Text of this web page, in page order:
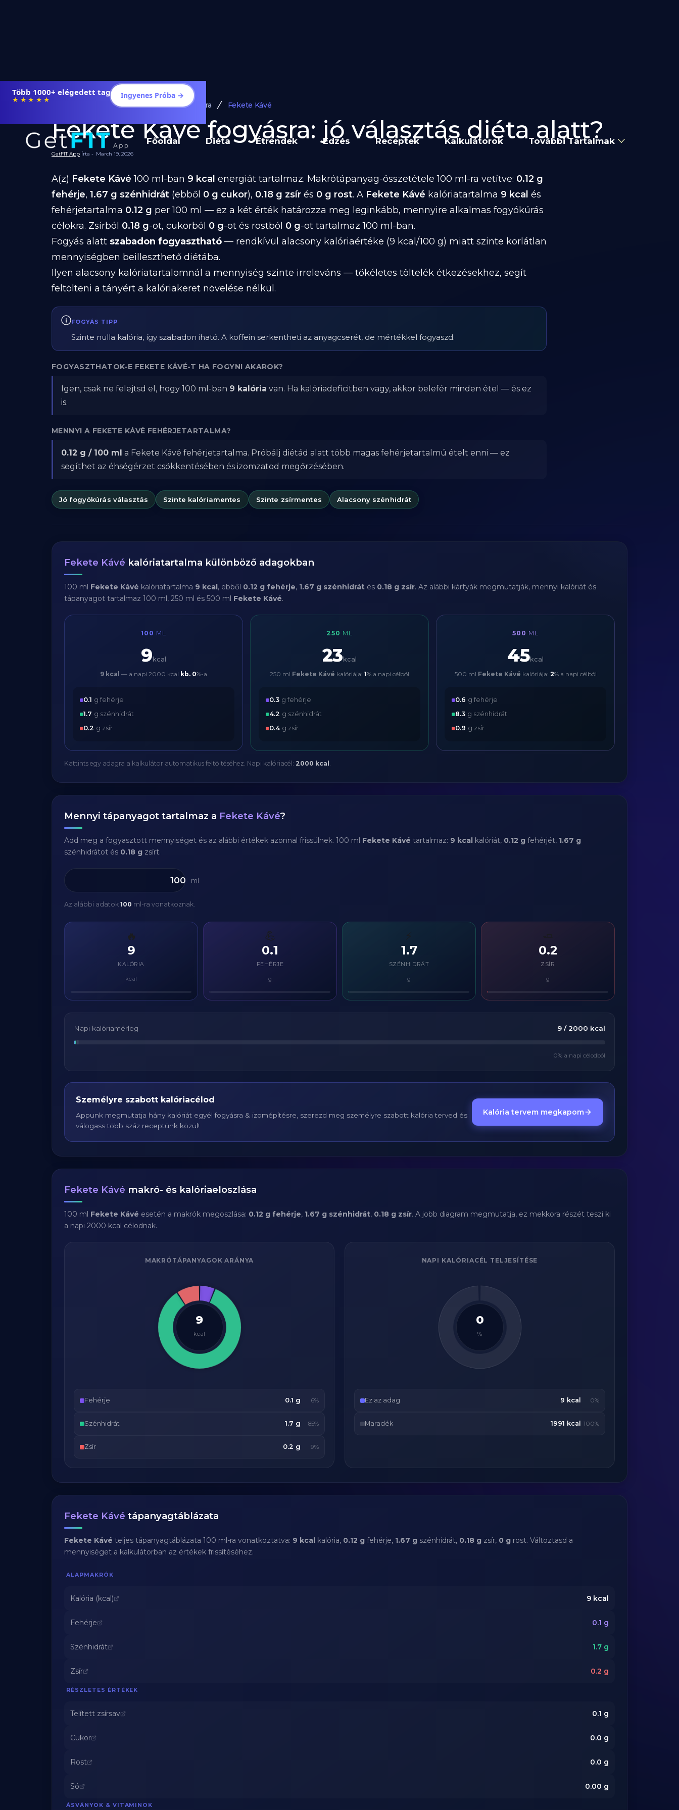
Több 1000+ elégedett tag
★★★★★ Ingyenes Próba →
Főoldal Diéta Étrendek Edzés Receptek Kalkulátorok További Tartalmak
Diéta és Étrend Ételek Fogyásra Fekete Kávé
Fekete Kávé fogyásra: jó választás diéta alatt?
GetFIT App Írta - March 19, 2026
A(z) Fekete Kávé 100 ml-ban 9 kcal energiát tartalmaz. Makrótápanyag-összetétele 100 ml-ra vetítve: 0.12 g
fehérje, 1.67 g szénhidrát (ebből 0 g cukor), 0.18 g zsír és 0 g rost. A Fekete Kávé kalóriatartalma 9 kcal és
fehérjetartalma 0.12 g per 100 ml — ez a két érték határozza meg leginkább, mennyire alkalmas fogyókúrás
célokra. Zsírból 0.18 g-ot, cukorból 0 g-ot és rostból 0 g-ot tartalmaz 100 ml-ban.
Fogyás alatt szabadon fogyasztható — rendkívül alacsony kalóriaértéke (9 kcal/100 g) miatt szinte korlátlan
mennyiségben beilleszthető diétába.
Ilyen alacsony kalóriatartalomnál a mennyiség szinte irreleváns — tökéletes töltelék étkezésekhez, segít
feltölteni a tányért a kalóriakeret növelése nélkül.
FOGYÁS TIPP
Szinte nulla kalória, így szabadon iható. A koffein serkentheti az anyagcserét, de mértékkel fogyaszd.
FOGYASZTHATOK-E FEKETE KÁVÉ-T HA FOGYNI AKAROK?
Igen, csak ne felejtsd el, hogy 100 ml-ban 9 kalória van. Ha kalóriadeficitben vagy, akkor belefér minden étel — és ez
is.
MENNYI A FEKETE KÁVÉ FEHÉRJETARTALMA?
0.12 g / 100 ml a Fekete Kávé fehérjetartalma. Próbálj diétád alatt több magas fehérjetartalmú ételt enni — ez
segíthet az éhségérzet csökkentésében és izomzatod megőrzésében.
Jó fogyókúrás választás Szinte kalóriamentes Szinte zsírmentes Alacsony szénhidrát
Fekete Kávé kalóriatartalma különböző adagokban
100 ml Fekete Kávé kalóriatartalma 9 kcal, ebből 0.12 g fehérje, 1.67 g szénhidrát és 0.18 g zsír. Az alábbi kártyák megmutatják, mennyi kalóriát és
tápanyagot tartalmaz 100 ml, 250 ml és 500 ml Fekete Kávé.
100 ML
9 kcal
9 kcal — a napi 2000 kcal kb. 0%-a
0.1 g fehérje
1.7 g szénhidrát
0.2 g zsír
250 ML
23 kcal
250 ml Fekete Kávé kalóriája: 1% a napi célból
0.3 g fehérje
4.2 g szénhidrát
0.4 g zsír
500 ML
45kcal
500 ml Fekete Kávé kalóriája: 2% a napi célból
0.6 g fehérje
8.3 g szénhidrát
0.9 g zsír
Kattints egy adagra a kalkulátor automatikus feltöltéséhez. Napi kalóriacél: 2000 kcal .
Mennyi tápanyagot tartalmaz a Fekete Kávé?
Add meg a fogyasztott mennyiséget és az alábbi értékek azonnal frissülnek. 100 ml Fekete Kávé tartalmaz: 9 kcal kalóriát, 0.12 g fehérjét, 1.67 g
szénhidrátot és 0.18 g zsírt.
ml
Az alábbi adatok 100 ml-ra vonatkoznak.
🔥
9
KALÓRIA
kcal
💪
0.1
FEHÉRJE
g
⚡
1.7
SZÉNHIDRÁT
g
0.2
ZSÍR
g
Napi kalóriamérleg 9 / 2000 kcal
0% a napi célodból
Személyre szabott kalóriacélod
Appunk megmutatja hány kalóriát egyél fogyásra & izomépítésre, szerezd meg személyre szabott kalória terved és
válogass több száz receptünk közül!
Kalória tervem megkapom
Fekete Kávé makró- és kalóriaeloszlása
100 ml Fekete Kávé esetén a makrók megoszlása: 0.12 g fehérje, 1.67 g szénhidrát, 0.18 g zsír. A jobb diagram megmutatja, ez mekkora részét teszi ki
a napi 2000 kcal célodnak.
MAKRÓTÁPANYAGOK ARÁNYA
9
kcal
Fehérje 0.1 g 6%
Szénhidrát 1.7 g 85%
Zsír 0.2 g 9%
NAPI KALÓRIACÉL TELJESÍTÉSE
0
%
Ez az adag 9 kcal 0%
Maradék 1991 kcal 100%
Fekete Kávé tápanyagtáblázata
Fekete Kávé teljes tápanyagtáblázata 100 ml-ra vonatkoztatva: 9 kcal kalória, 0.12 g fehérje, 1.67 g szénhidrát, 0.18 g zsír, 0 g rost. Változtasd a
mennyiséget a kalkulátorban az értékek frissítéséhez.
ALAPMAKRÓK
Kalória (kcal) 9 kcal
Fehérje 0.1 g
Szénhidrát 1.7 g
Zsír 0.2 g
RÉSZLETES ÉRTÉKEK
Telített zsírsav 0.1 g
Cukor 0.0 g
Rost 0.0 g
Só 0.00 g
ÁSVÁNYOK & VITAMINOK